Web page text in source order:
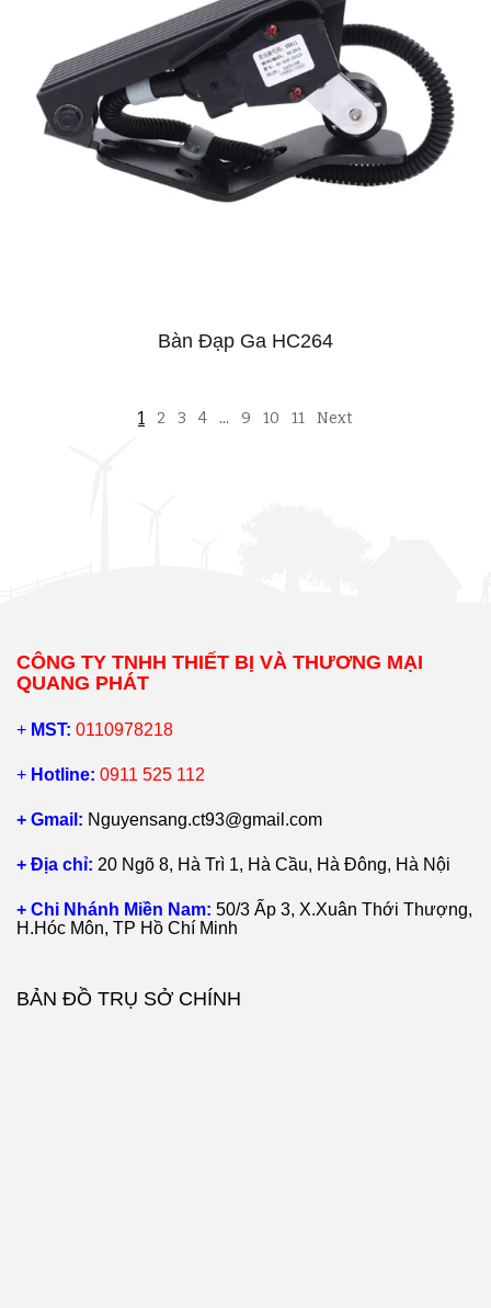
Bàn Đạp Ga HC264
1 2 3 4 … 9 10 11 Next
CÔNG TY TNHH THIẾT BỊ VÀ THƯƠNG MẠI
QUANG PHÁT
+ MST: 0110978218
+ Hotline: 0911 525 112
+ Gmail: Nguyensang.ct93@gmail.com
+ Địa chỉ: 20 Ngõ 8, Hà Trì 1, Hà Cầu, Hà Đông, Hà Nội
+ Chi Nhánh Miền Nam: 50/3 Ấp 3, X.Xuân Thới Thượng,
H.Hóc Môn, TP Hồ Chí Minh
BẢN ĐỒ TRỤ SỞ CHÍNH